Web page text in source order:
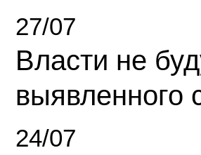
27/07
Власти не
выявленного
24/07